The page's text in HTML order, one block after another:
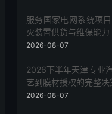
服务国家电网系统项
火装置供货与维保能力
2026-08-07
2026下半年天津专业
艺到膜材授权的完整决
2026-08-07